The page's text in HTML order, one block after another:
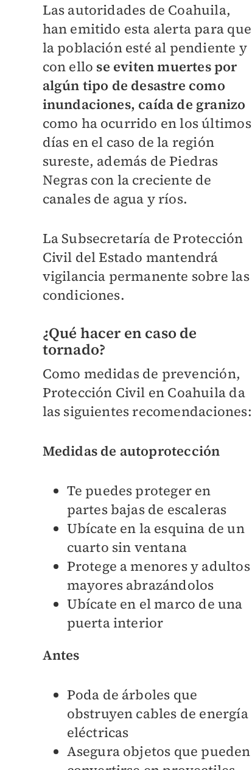
Las autoridades de Coahuila,
han emitido esta alerta para que
la población esté al pendiente y
con ello se eviten muertes por
algún tipo de desastre como
inundaciones, caída de granizo
como ha ocurrido en los últimos
días en el caso de la región
sureste, además de Piedras
Negras con la creciente de
canales de agua y ríos.
La Subsecretaría de Protección
Civil del Estado mantendrá
vigilancia permanente sobre las
condiciones.
¿Qué hacer en caso de
tornado?
Como medidas de prevención,
Protección Civil en Coahuila da
las siguientes recomendaciones:
Medidas de autoprotección
Te puedes proteger en
partes bajas de escaleras
Ubícate en la esquina de un
cuarto sin ventana
Protege a menores y adultos
mayores abrazándolos
Ubícate en el marco de una
puerta interior
Antes
Poda de árboles que
obstruyen cables de energía
eléctricas
Asegura objetos que pueden